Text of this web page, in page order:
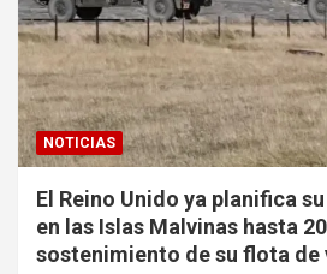
NOTICIAS
El Reino Unido ya planifica
en las Islas Malvinas hasta
sostenimiento de su flota de